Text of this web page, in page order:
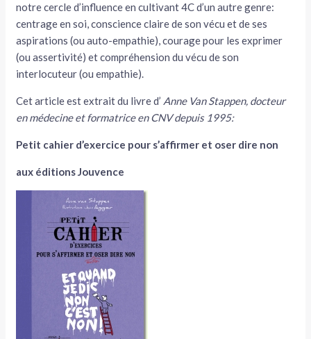
notre cercle d’influence en cultivant 4C d’un autre genre:
centrage en soi, conscience claire de son vécu et de ses
aspirations (ou auto-empathie), courage pour les exprimer
(ou assertivité) et compréhension du vécu de son
interlocuteur (ou empathie).
Cet article est extrait du livre d’ Anne Van Stappen, docteur
en médecine et formatrice en CNV depuis 1995:
Petit cahier d’exercice pour s’affirmer et oser dire non
aux éditions Jouvence